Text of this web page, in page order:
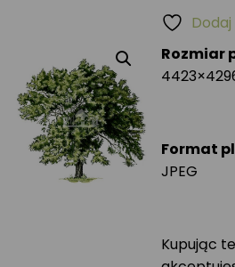
Rozmiar
Format
JPEG
Kupując